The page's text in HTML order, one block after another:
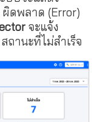
ดพลาด (Error)
จะแจ้ง
ถานะที่ไม่สำเร็จ